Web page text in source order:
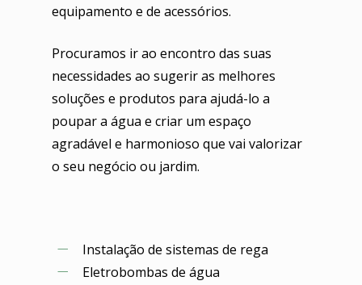
equipamento e de acessórios.
Procuramos ir ao encontro das suas
necessidades ao sugerir as melhores
soluções e produtos para ajudá-lo a
poupar a água e criar um espaço
agradável e harmonioso que vai valorizar
o seu negócio ou jardim.
Instalação de sistemas de rega
Eletrobombas de água